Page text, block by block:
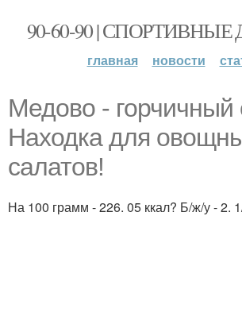
90-60-90 |
главная новости
Медово - горчичный
Находка для
салатов!
На 100 грамм - 226. 05 ккал? Б/ж/у - 2.